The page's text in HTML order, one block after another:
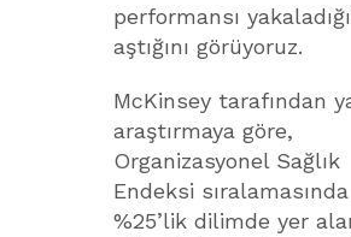
performansı
aştığını görüyoruz.
McKinsey tarafından
araştırmaya göre,
Organizasyonel Sağlık
Endeksi
%25’lik dilimde yer